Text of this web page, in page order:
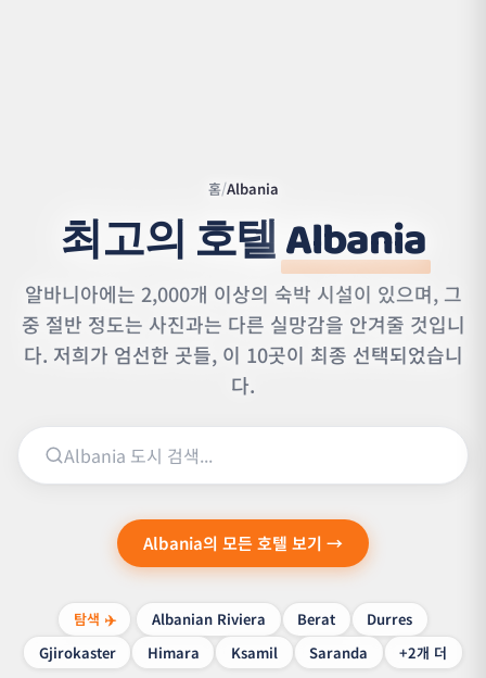
Leaflet
©
OpenStreetMap
홈/Albania
최고의 호텔Albania
알바니아에는 2,000개 이상의 숙박 시설이 있으며, 그
중 절반 정도는 사진과는 다른 실망감을 안겨줄 것입니
다. 저희가 엄선한 곳들, 이 10곳이 최종 선택되었습니
다.
Albania의 모든 호텔 보기 →
탐색 ✈️ Albanian Riviera Berat
Durres
Gjirokaster
Himara Ksamil Saranda +2개 더